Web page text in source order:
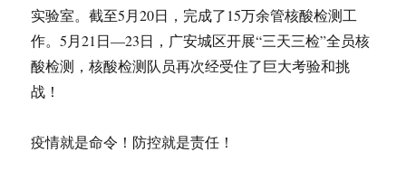
实验室。截至5月20日，完成了15万余管核酸检测工
作。5月21日—23日，广安城区开展“三天三检”全员核
酸检测，核酸检测队员再次经受住了巨大考验和挑
战！
疫情就是命令！防控就是责任！